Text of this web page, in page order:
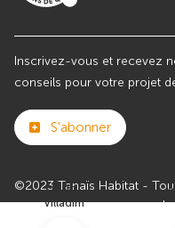
Club
Villadim
Inscrivez-vous et recevez
conseils pour votre projet
S'abonner
©2023 Tanaïs Habitat -
Paramètres des cookies